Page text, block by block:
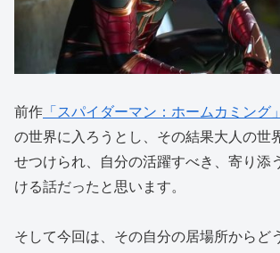
前作 「スパイダーマン：ホームカミング」
の世界に入ろうとし、その結果大人の世
せつけられ、自分の活躍すべき、寄り添
ける話だったと思います。
そして今回は、その自分の居場所からど